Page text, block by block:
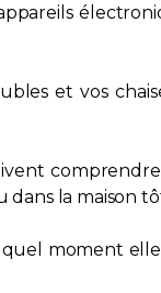
et vos
dans la maison
moment